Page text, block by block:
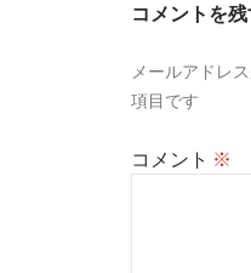
ョ
コメントを
メールアドレ
項目です
コメント ※